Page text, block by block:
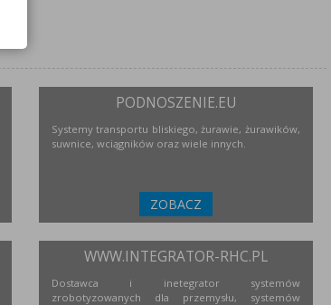
PODNOSZENIE.EU
Systemy transportu bliskiego, żurawie, żurawików,
suwnice, wciągników oraz wiele innych.
ZOBACZ
WWW.INTEGRATOR-RHC.PL
Dostawca i inetegrator systemów
zrobotyzowanych dla przemysłu, systemów